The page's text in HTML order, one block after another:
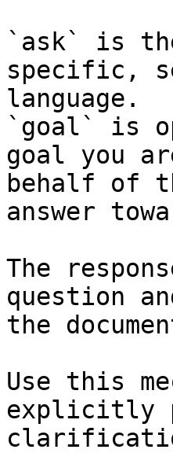
`ask` is
specific,
language.
`goal` is
goal you
behalf of
answer
The
question
the
Use this
explicitly